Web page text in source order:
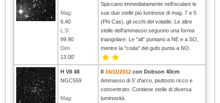
Mag:
6.40
L.S:
99.90
Dim:
13.00'
Spiccano immediatamente nell'oculare le
sue due stelle più luminose di mag. 7 e 5
(Phi Cas), gli occhi del volatile. Le altre
stelle dell'ammasso seguono una forma
triangolare. Le "ali" puntano a NE e a SO,
mentre la "coda" del gufo punta a NO.
H VII 48
NGC559
Mag:
Il16/11/2012 con Dobson 40cm
Ammasso di 5' d'arco, piuttosto ricco e
concentrato. Contiene stelle di diversa
luminosità.